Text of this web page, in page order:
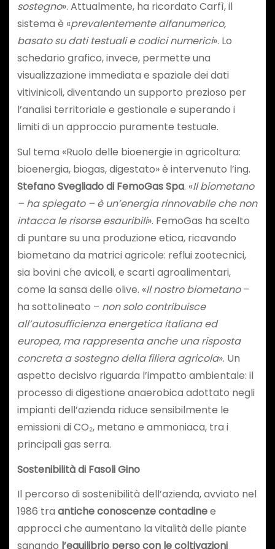
sostegno». Attualmente, ha ricordato Carfì, il
sistema è «prevalentemente alfanumerico,
basato su dati testuali e codici numerici». Lo
schedario grafico, invece, permette una
visualizzazione immediata e spaziale dei dati
vitivinicoli, diventando un supporto prezioso per
l’analisi territoriale e gestionale e superando i
limiti di un approccio puramente testuale.
Sul tema «Ruolo delle bioenergie in agricoltura:
bioenergia, biogas, digestato» è intervenuto l’ing.
Stefano Svegliado di FemoGas Spa. «Il biometano
– ha spiegato – è un’energia rinnovabile che non
intacca le risorse esauribili». FemoGas ha scelto
di puntare su una produzione etica, ricavando
biometano da matrici agricole: reflui zootecnici,
sia bovini che avicoli, e scarti agroalimentari,
come la sansa delle olive. «Il nostro biometano–
ha sottolineato – non solo contribuisce
all’autosufficienza energetica italiana ed
europea, ma rappresenta anche una risposta
concreta a sostegno della filiera agricola». Un
aspetto decisivo riguarda l’impatto ambientale: il
processo di digestione anaerobica adottato negli
impianti dell’azienda riduce sensibilmente le
emissioni di CO₂, metano e ammoniaca, tra i
principali gas serra.
Sostenibilità di Fasoli Gino
Il percorso di sostenibilità dell’azienda, avviato nel
1986 tra antiche conoscenze contadinee
approcci che aumentano la vitalità delle piante
sanando l’equilibrio perso con le coltivazioni